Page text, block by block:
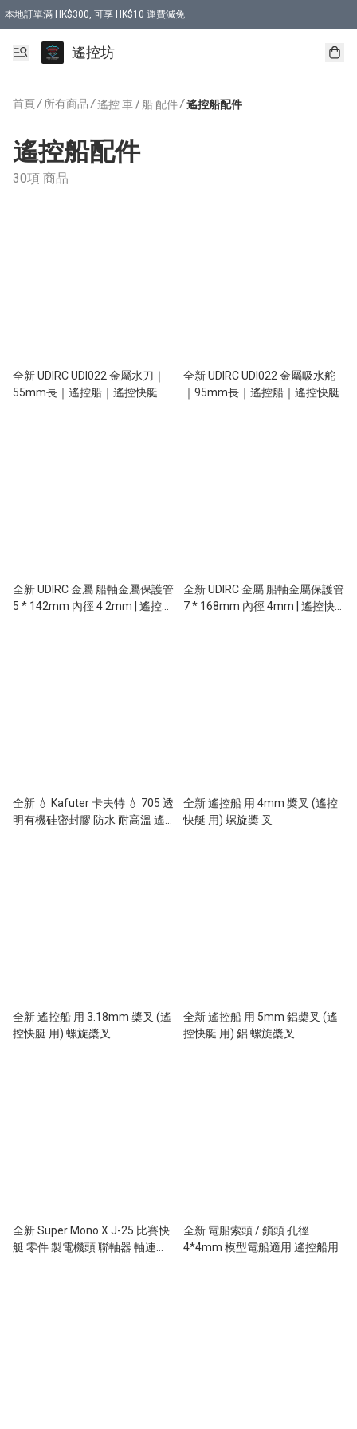
本地訂單滿 HK$300, 可享 HK$10 運費減免
購買 7.6V 6500mah 70C 電池 送 7.6V USB充電器
遙控坊
首頁/ 所有商品 /遙控 車 / 船 配件/遙控船配件
遙控船配件
30項 商品
全新 UDIRC UDI022 金屬水刀｜
55mm長｜遙控船｜遙控快艇
全新 UDIRC UDI022 金屬吸水舵
｜95mm長｜遙控船｜遙控快艇
全新 UDIRC 金屬 船軸金屬保護管
5 * 142mm 內徑 4.2mm | 遙控快
全新 UDIRC 金屬 船軸金屬保護管
7 * 168mm 內徑 4mm | 遙控快
全新 💧 Kafuter 卡夫特 💧 705 透
明有機硅密封膠 防水 耐高溫 遙
全新 遙控船 用 4mm 槳叉 (遙控
快艇 用) 螺旋槳 叉
全新 遙控船 用 3.18mm 槳叉 (遙
控快艇 用) 螺旋槳叉
全新 遙控船 用 5mm 鋁槳叉 (遙
控快艇 用) 鋁 螺旋槳叉
全新 Super Mono X J-25 比賽快
艇 零件 製電機頭 聯軸器 軸連接
全新 電船索頭 / 鎖頭 孔徑
4*4mm 模型電船適用 遙控船用